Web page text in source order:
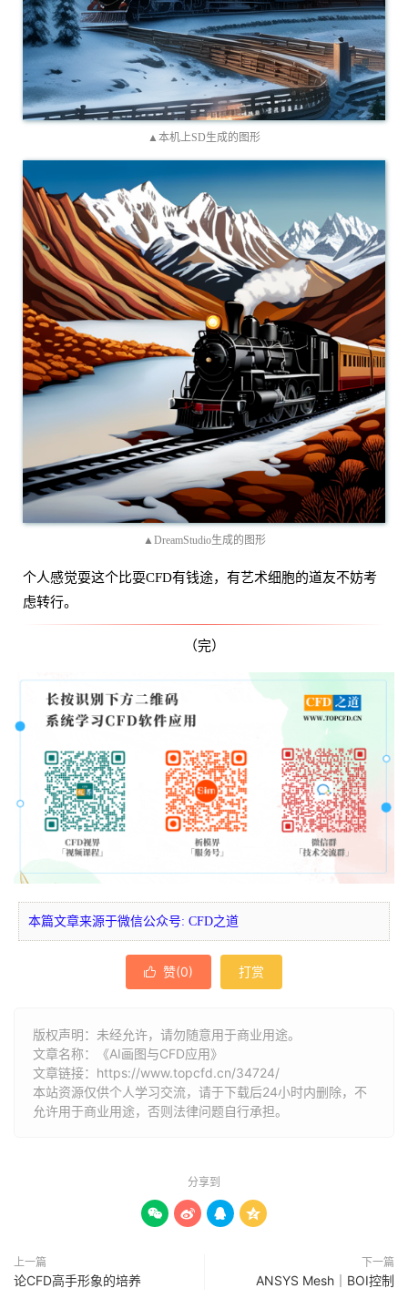
▲本机上SD生成的图形
▲DreamStudio生成的图形
个人感觉耍这个比耍CFD有钱途，有艺术细胞的道友不妨考
虑转行。
（完）
本篇文章来源于微信公众号: CFD之道
 赞(0) 打赏
版权声明：未经允许，请勿随意用于商业用途。
文章名称：《AI画图与CFD应用》
文章链接： https://www.topcfd.cn/34724/
本站资源仅供个人学习交流，请于下载后24小时内删除，不
允许用于商业用途，否则法律问题自行承担。
分享到
   
上一篇
论CFD高手形象的培养
下一篇
ANSYS Mesh｜BOI控制